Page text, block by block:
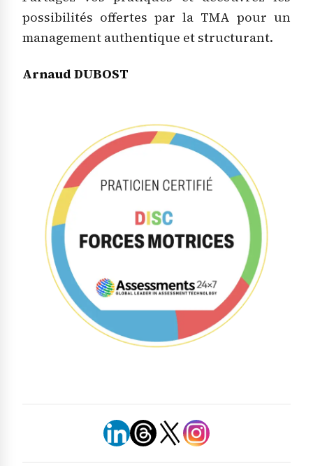
possibilités offertes par la TMA pour un
management authentique et structurant.
Arnaud DUBOST